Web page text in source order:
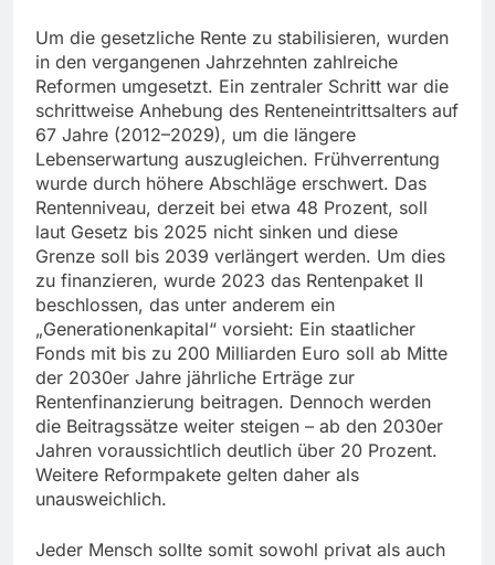
Um die gesetzliche Rente zu stabilisieren, wurden
in den vergangenen Jahrzehnten zahlreiche
Reformen umgesetzt. Ein zentraler Schritt war die
schrittweise Anhebung des Renteneintrittsalters auf
67 Jahre (2012–2029), um die längere
Lebenserwartung auszugleichen. Frühverrentung
wurde durch höhere Abschläge erschwert. Das
Rentenniveau, derzeit bei etwa 48 Prozent, soll
laut Gesetz bis 2025 nicht sinken und diese
Grenze soll bis 2039 verlängert werden. Um dies
zu finanzieren, wurde 2023 das Rentenpaket II
beschlossen, das unter anderem ein
„Generationenkapital“ vorsieht: Ein staatlicher
Fonds mit bis zu 200 Milliarden Euro soll ab Mitte
der 2030er Jahre jährliche Erträge zur
Rentenfinanzierung beitragen. Dennoch werden
die Beitragssätze weiter steigen – ab den 2030er
Jahren voraussichtlich deutlich über 20 Prozent.
Weitere Reformpakete gelten daher als
unausweichlich.
Jeder Mensch sollte somit sowohl privat als auch